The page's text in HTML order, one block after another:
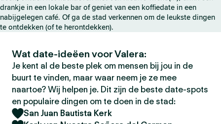
a
drankje in een lokale bar of geniet van een koffiedate in een
nabijgelegen café. Of ga de stad verkennen om de leukste dingen
te ontdekken (of te herontdekken).
Wat date-ideëen voor Valera:
Je kent al de beste plek om mensen bij jou in de
buurt te vinden, maar waar neem je ze mee
naartoe? Wij helpen je. Dit zijn de beste date-spots
en populaire dingen om te doen in de stad:
San Juan Bautista Kerk